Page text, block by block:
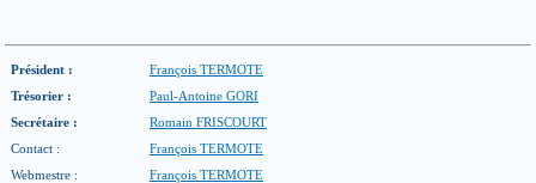
Président :
François TERMOTE
Trésorier :
Paul-Antoine GORI
Secrétaire :
Romain FRISCOURT
Contact :
François TERMOTE
Webmestre :
François TERMOTE